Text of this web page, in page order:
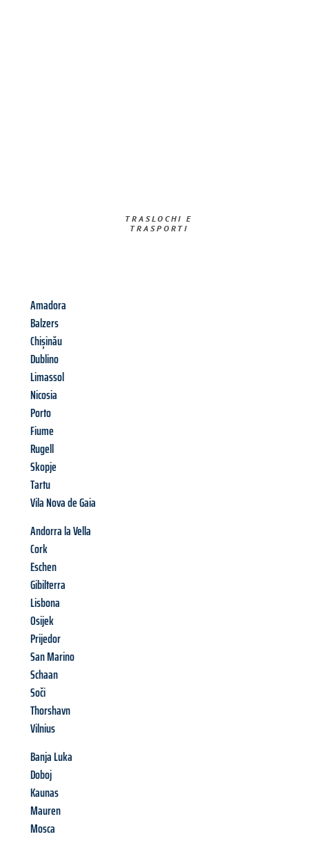
TRASLOCHI E
TRASPORTI​
Amadora
Balzers
Chișinău
Dublino
Limassol
Nicosia
Porto
Fiume
Rugell
Skopje
Tartu
Vila Nova de Gaia
Andorra la Vella
Cork
Eschen
Gibilterra
Lisbona
Osijek
Prijedor
San Marino
Schaan
Soči
Thorshavn
Vilnius
Banja Luka
Doboj
Kaunas
Mauren
Mosca